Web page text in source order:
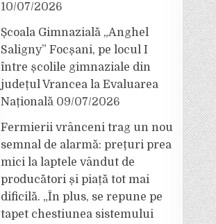
10/07/2026
Școala Gimnazială „Anghel
Saligny” Focșani, pe locul I
între școlile gimnaziale din
județul Vrancea la Evaluarea
Națională 09/07/2026
Fermierii vrânceni trag un nou
semnal de alarmă: prețuri prea
mici la laptele vândut de
producători și piață tot mai
dificilă. „În plus, se repune pe
tapet chestiunea sistemului